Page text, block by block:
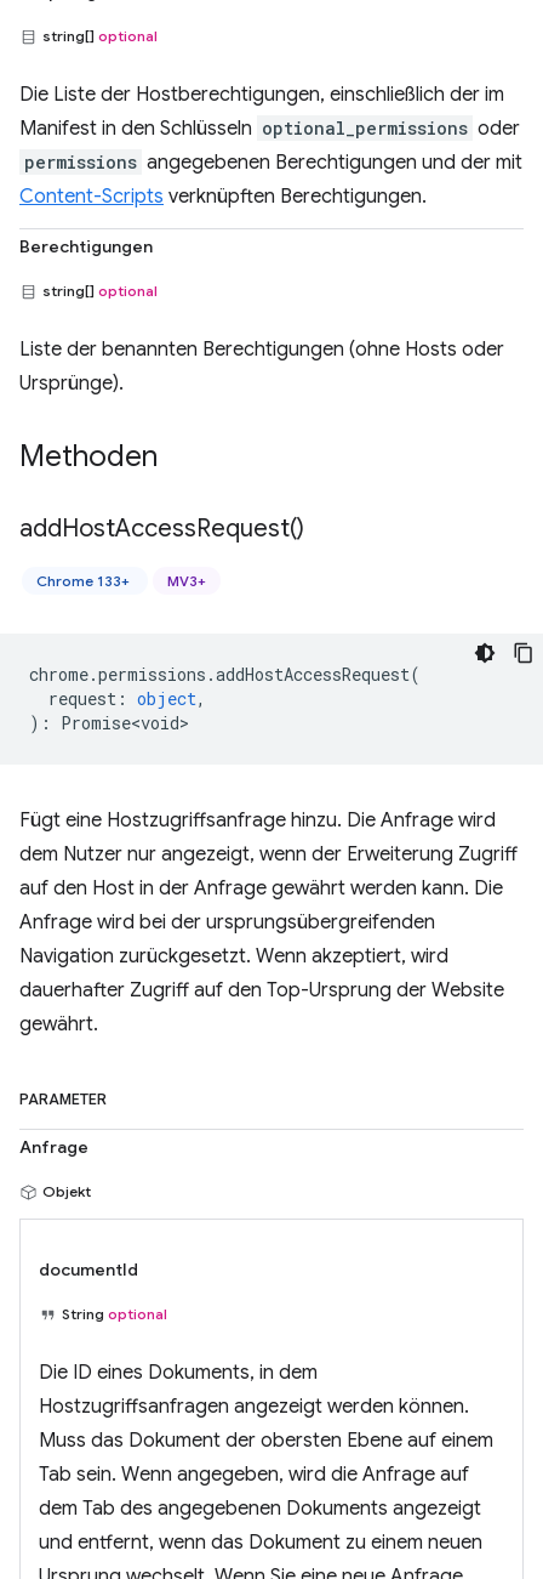
string[] optional
Die Liste der Hostberechtigungen, einschließlich der im
Manifest in den Schlüsseln optional_permissions oder
permissions angegebenen Berechtigungen und der mit
Content-Scripts verknüpften Berechtigungen.
Berechtigungen
string[] optional
Liste der benannten Berechtigungen (ohne Hosts oder
Ursprünge).
Methoden
addHostAccessRequest()
Chrome 133+ MV3+
chrome.permissions .addHostAccessRequest(
request : object,
) : Promise<void>
Fügt eine Hostzugriffsanfrage hinzu. Die Anfrage wird
dem Nutzer nur angezeigt, wenn der Erweiterung Zugriff
auf den Host in der Anfrage gewährt werden kann. Die
Anfrage wird bei der ursprungsübergreifenden
Navigation zurückgesetzt. Wenn akzeptiert, wird
dauerhafter Zugriff auf den Top-Ursprung der Website
gewährt.
PARAMETER
Anfrage
Objekt
documentId
String optional
Die ID eines Dokuments, in dem
Hostzugriffsanfragen angezeigt werden können.
Muss das Dokument der obersten Ebene auf einem
Tab sein. Wenn angegeben, wird die Anfrage auf
dem Tab des angegebenen Dokuments angezeigt
und entfernt, wenn das Dokument zu einem neuen